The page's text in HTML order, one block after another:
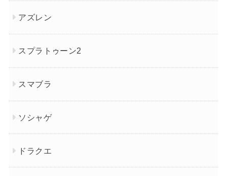
アズレン
スプラトゥーン2
スマブラ
ソシャゲ
ドラクエ